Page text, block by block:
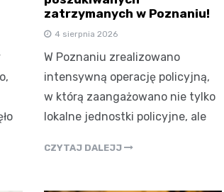
zatrzymanych w Poznaniu!
4 sierpnia 2026
W Poznaniu zrealizowano
intensywną operację policyjną,
w którą zaangażowano nie tylko
lokalne jednostki policyjne, ale
CZYTAJ DALEJJ